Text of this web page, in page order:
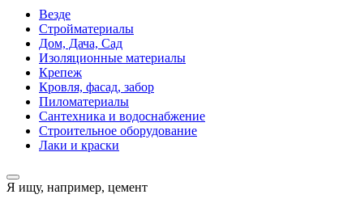
Везде
Стройматериалы
Дом, Дача, Сад
Изоляционные материалы
Крепеж
Кровля, фасад, забор
Пиломатериалы
Сантехника и водоснабжение
Строительное оборудование
Лаки и краски
Я ищу, например, цемент